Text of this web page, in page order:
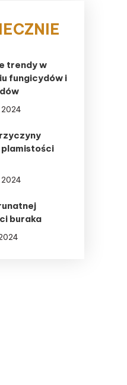
trendy w
fungicydów i
2024
2024
buraka